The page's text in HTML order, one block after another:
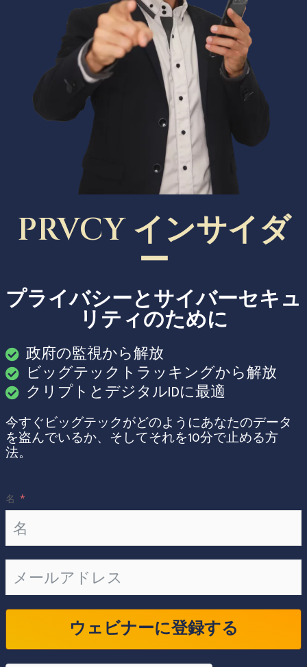
PRVCY インサイダ
ー
プライバシーとサイバーセキュ
リティのために
政府の監視から解放
ビッグテックトラッキングから解放
クリプトとデジタルIDに最適
今すぐビッグテックがどのようにあなたのデータ
を盗んでいるか、そしてそれを10分で止める方
法。
名
ウェビナーに登録する